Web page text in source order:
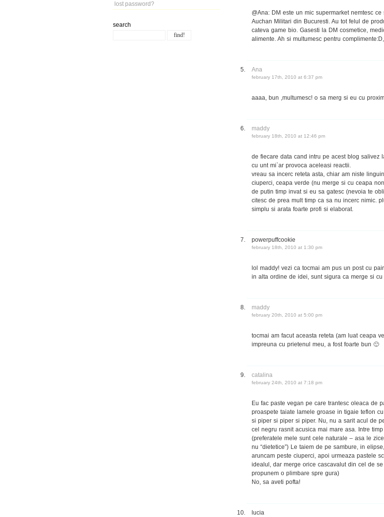
lost password?
search
@Ana: DM este un mic supermarket nemtesc
Auchan Militari din Bucuresti. Au tot felul de
cateva game bio. Gasesti la DM cosmetice,
alimente. Ah si multumesc pentru
Ana
february 17th, 2010 at 6:37 pm
aaaa, bun ,multumesc! o sa merg si eu cu
maddy
february 18th, 2010 at 12:46 pm
de fiecare data cand intru pe acest blog
cu unt mi`ar provoca aceleasi reactii.
vreau sa incerc reteta asta, chiar am niste
ciuperci, ceapa verde (nu merge si cu ceapa
de putin timp invat si eu sa gatesc (nevoia te
citesc de prea mult timp ca sa nu incerc nimic.
simplu si arata foarte profi si elaborat.
powerpuffcookie
february 18th, 2010 at 1:30 pm
lol maddy! vezi ca tocmai am pus un post cu
in alta ordine de idei, sunt sigura ca merge si cu
maddy
february 20th, 2010 at 5:00 pm
tocmai am facut aceasta reteta (am luat ceapa
impreuna cu prietenul meu, a fost foarte bun 🙂
catalina
february 24th, 2010 at 7:18 pm
Eu fac paste vegan pe care trantesc oleaca de
proaspete taiate lamele groase in tigaie teflon
si piper si piper si piper. Nu, nu a sarit acul de
cel negru rasnit acusica mai mare asa. Intre
(preferatele mele sunt cele naturale – asa le
nu “dietetice”) Le taiem de pe sambure, in
aruncam peste ciuperci, apoi urmeaza pastele
idealul, dar merge orice cascavalut din cel de
propunem o plimbare spre gura)
No, sa aveti pofta!
lucia